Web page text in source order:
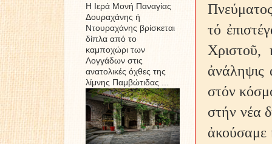
τό
Χριστοῦ,
ἀνάληψις
στόν
στήν νέα
ἀκούσαμε
Η Ιερά Μονή Παναγίας
Δουραχάνης ή
Ντουραχάνης βρίσκεται
δίπλα από το
καμποχώρι των
Λογγάδων στις
ανατολικές όχθες της
λίμνης Παμβώτιδας ...